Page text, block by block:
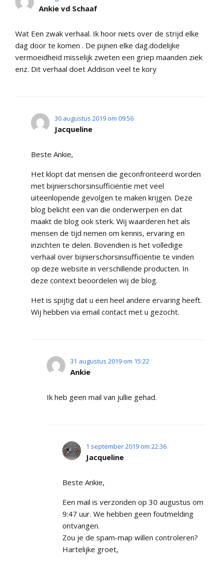
Ankie vd Schaaf
Wat Een zwak verhaal. Ik hoor niets over de strijd elke
dag door te komen . De pijnen elke dag.dodelijke
vermoeidheid misselijk zweten een griep maanden ziek
enz. Dit verhaal doet Addison veel te kory
30 augustus 2019 om 09:56
Jacqueline
Beste Ankie,
Het klopt dat mensen die geconfronteerd worden
met bijnierschorsinsufficiëntie met veel
uiteenlopende gevolgen te maken krijgen. Deze
blog belicht een van die onderwerpen en dat
maakt de blog ook sterk. Wij waarderen het als
mensen de tijd nemen om kennis, ervaring en
inzichten te delen. Bovendien is het volledige
verhaal over bijnierschorsinsufficiëntie te vinden
op deze website in verschillende producten. In
deze context beoordelen wij de blog.
Het is spijtig dat u een heel andere ervaring heeft.
Wij hebben via email contact met u gezocht.
31 augustus 2019 om 15:22
Ankie
Ik heb geen mail van jullie gehad.
1 september 2019 om 22:36
Jacqueline
Beste Ankie,
Een mail is verzonden op 30 augustus om
9:47 uur. We hebben geen foutmelding
ontvangen.
Zou je de spam-map willen controleren?
Hartelijke groet,